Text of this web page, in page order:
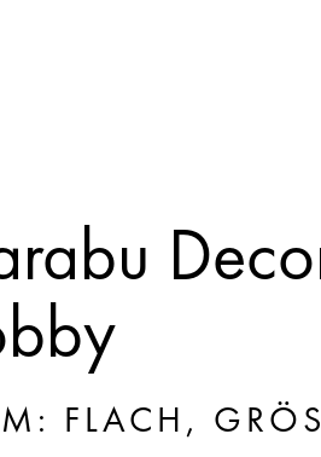
FLACH,